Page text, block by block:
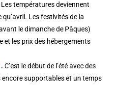
Les températures deviennent
Les festivités de la
le dimanche de Pâques)
les prix des hébergements
. C’est le début de l’été avec des
supportables et un temps